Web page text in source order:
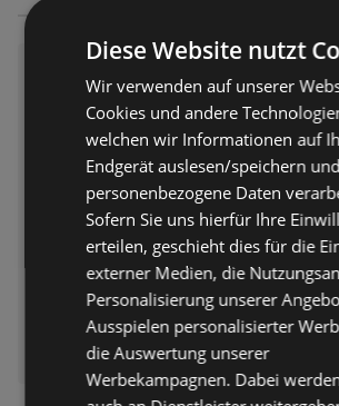
HOFER:
Flugblatt – 50
Flugblatt nur
06.08.2026
Entfernt: 3,86 km
ERHÄLTLICH BEI:
HOFER
Diese Website nutzt
Wir verwenden auf unserer
Cookies und andere
welchen wir Informationen auf
Endgerät auslesen/speichern und
personenbezogene Daten
Sofern Sie uns hierfür Ihre
erteilen, geschieht dies für die
externer Medien, die
Personalisierung unserer
Ausspielen personalisierter
die Auswertung unserer
Werbekampagnen. Dabei